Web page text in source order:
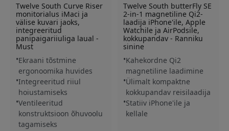
Twelve South Curve Riser
monitorialus iMaci ja
välise kuvari jaoks,
integreeritud
panipaigariiuliga laual -
Must
Ekraani tõstmine
ergonoomika huvides
Integreeritud riiul
hoiustamiseks
Ventileeritud
konstruktsioon õhuvoolu
tagamiseks
Twelve South butterFly SE
2-in-1 magnetiline Qi2-
laadija iPhone'ile, Apple
Watchile ja AirPodsile,
kokkupandav - Ranniku
sinine
Kahekordne Qi2
magnetiline laadimine
Ülimalt kompaktne
kokkupandav reisilaadija
Statiiv iPhone'ile ja
kellale